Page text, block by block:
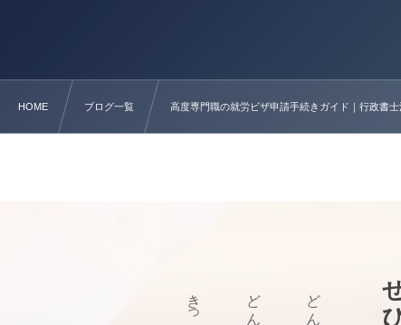
HOME ブログ一覧 高度専門職の就労ビザ申請手続きガイド｜行政書